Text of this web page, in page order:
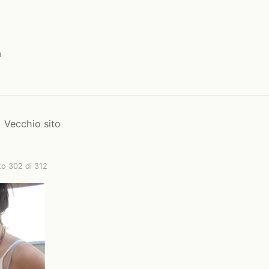
Vecchio sito
302 di 312